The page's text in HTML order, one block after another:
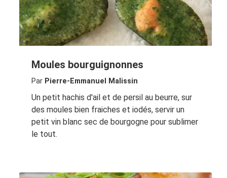
Moules bourguignonnes
Par Pierre-Emmanuel Malissin
Un petit hachis d'ail et de persil au beurre, sur
des moules bien fraiches et iodés, servir un
petit vin blanc sec de bourgogne pour sublimer
le tout.